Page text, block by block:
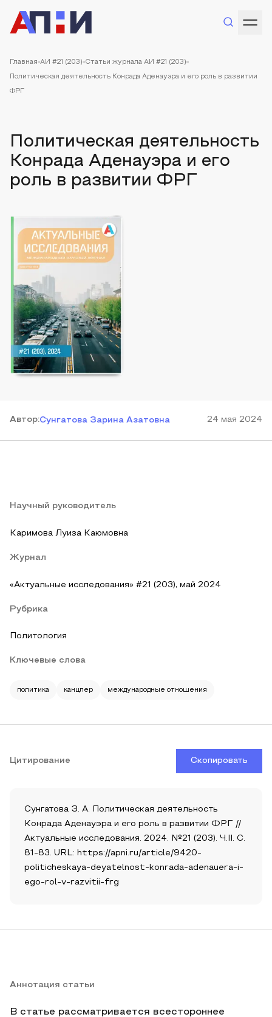
Главная АИ #21 (203) Статьи журнала АИ #21 (203)
Политическая деятельность Конрада Аденауэра и его роль в развитии
ФРГ
Политическая деятельность
Конрада Аденауэра и его
роль в развитии ФРГ
Автор:Сунгатова Зарина Азатовна 24 мая 2024
Научный руководитель
Каримова Луиза Каюмовна
Журнал
«Актуальные исследования» #21 (203), май 2024
Рубрика
Политология
Ключевые слова
политика канцлер международные отношения
Цитирование Скопировать
Сунгатова З. А. Политическая деятельность
Конрада Аденауэра и его роль в развитии ФРГ //
Актуальные исследования. 2024. №21 (203). Ч.II. С.
81-83. URL: https://apni.ru/article/9420-
politicheskaya-deyatelnost-konrada-adenauera-i-
ego-rol-v-razvitii-frg
Аннотация статьи
В статье рассматривается всестороннее